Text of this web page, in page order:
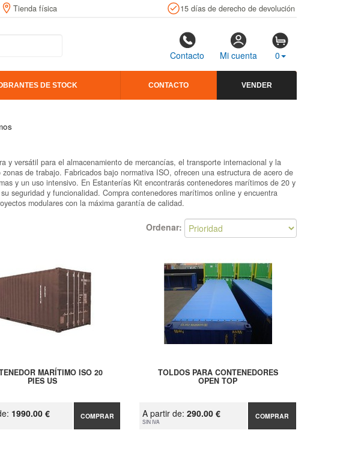
Tienda física 15 días de derecho de devolución
Contacto Mi cuenta 0
DE STOCK CONTACTO VENDER
y versátil para el almacenamiento de mercancías, el transporte internacional y la
de trabajo. Fabricados bajo normativa ISO, ofrecen una estructura de acero de
y un uso intensivo. En Estanterías Kit encontrarás contenedores marítimos de 20 y
seguridad y funcionalidad. Compra contenedores marítimos online y encuentra
modulares con la máxima garantía de calidad.
Ordenar:
MARÍTIMO ISO 20
PIES US
1990.00 € COMPRAR
TOLDOS PARA CONTENEDORES
OPEN TOP
A partir de:290.00 €
SIN IVA
COMPRAR